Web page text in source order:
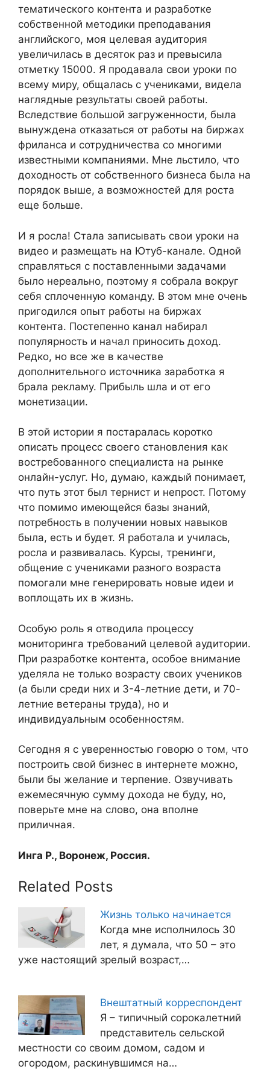
тематического контента и разработке
собственной методики преподавания
английского, моя целевая аудитория
увеличилась в десяток раз и превысила
отметку 15000. Я продавала свои уроки по
всему миру, общалась с учениками, видела
наглядные результаты своей работы.
Вследствие большой загруженности, была
вынуждена отказаться от работы на биржах
фриланса и сотрудничества со многими
известными компаниями. Мне льстило, что
доходность от собственного бизнеса была на
порядок выше, а возможностей для роста
еще больше.
И я росла! Стала записывать свои уроки на
видео и размещать на Ютуб-канале. Одной
справляться с поставленными задачами
было нереально, поэтому я собрала вокруг
себя сплоченную команду. В этом мне очень
пригодился опыт работы на биржах
контента. Постепенно канал набирал
популярность и начал приносить доход.
Редко, но все же в качестве
дополнительного источника заработка я
брала рекламу. Прибыль шла и от его
монетизации.
В этой истории я постаралась коротко
описать процесс своего становления как
востребованного специалиста на рынке
онлайн-услуг. Но, думаю, каждый понимает,
что путь этот был тернист и непрост. Потому
что помимо имеющейся базы знаний,
потребность в получении новых навыков
была, есть и будет. Я работала и училась,
росла и развивалась. Курсы, тренинги,
общение с учениками разного возраста
помогали мне генерировать новые идеи и
воплощать их в жизнь.
Особую роль я отводила процессу
мониторинга требований целевой аудитории.
При разработке контента, особое внимание
уделяла не только возрасту своих учеников
(а были среди них и 3-4-летние дети, и 70-
летние ветераны труда), но и
индивидуальным особенностям.
Сегодня я с уверенностью говорю о том, что
построить свой бизнес в интернете можно,
были бы желание и терпение. Озвучивать
ежемесячную сумму дохода не буду, но,
поверьте мне на слово, она вполне
приличная.
Инга Р., Воронеж, Россия.
Related Posts
Жизнь только начинается
Когда мне исполнилось 30
лет, я думала, что 50 – это
уже настоящий зрелый возраст,…
Внештатный корреспондент
Я – типичный сорокалетний
представитель сельской
местности со своим домом, садом и
огородом, раскинувшимся на…